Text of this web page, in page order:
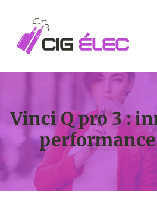
Vinci Q pro 3 :